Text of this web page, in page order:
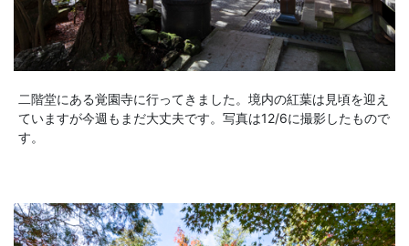
二階堂にある覚園寺に行ってきました。境内の紅葉は見頃を迎え
ていますが今週もまだ大丈夫です。写真は12/6に撮影したもので
す。